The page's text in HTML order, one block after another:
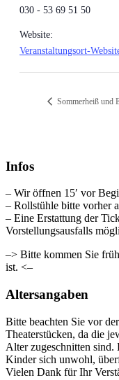
030 - 53 69 51 50
Website:
Veranstaltungsort-
Sommerheiß und
Infos
– Wir öffnen 15′ vor
– Rollstühle bitte vorher
– Eine Erstattung der
Vorstellungsausfalls
–> Bitte kommen Sie
ist. <–
Altersangaben
Bitte beachten Sie vor
Theaterstücken, da die
Alter zugeschnitten sind.
Kinder sich unwohl,
Vielen Dank für Ihr